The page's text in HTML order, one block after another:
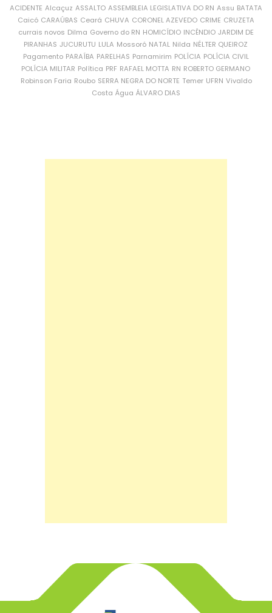
ACIDENTE Alcaçuz ASSALTO ASSEMBLEIA LEGISLATIVA DO RN Assu BATATA
Caicó CARAÚBAS Ceará CHUVA CORONEL AZEVEDO CRIME CRUZETA
currais novos Dilma Governo do RN HOMICÍDIO INCÊNDIO JARDIM DE
PIRANHAS JUCURUTU LULA Mossoró NATAL Nilda NÉLTER QUEIROZ
Pagamento PARAÍBA PARELHAS Parnamirim POLÍCIA POLÍCIA CIVIL
POLÍCIA MILITAR Política PRF RAFAEL MOTTA RN ROBERTO GERMANO
Robinson Faria Roubo SERRA NEGRA DO NORTE Temer UFRN Vivaldo
Costa Água ÁLVARO DIAS